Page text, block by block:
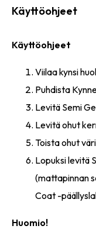
Käyttöohjeet
Käyttöohjeet
Viilaa kynsi
Puhdista
Levitä Semi
Levitä ohut
Toista ohut
Lopuksi levitä
(mattapinnan
Coat -
Huomio!